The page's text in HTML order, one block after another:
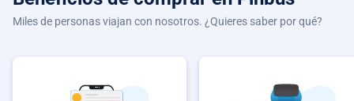
Miles de personas viajan con nosotros. ¿Quieres saber por qué?